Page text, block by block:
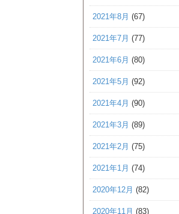
2021年8月 (67)
2021年7月 (77)
2021年6月 (80)
2021年5月 (92)
2021年4月 (90)
2021年3月 (89)
2021年2月 (75)
2021年1月 (74)
2020年12月 (82)
2020年11月 (83)